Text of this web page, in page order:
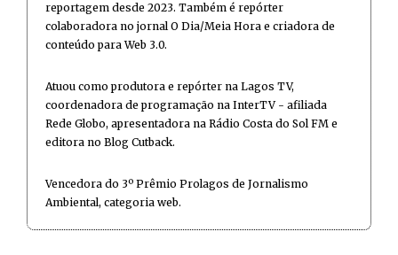
reportagem desde 2023. Também é repórter
colaboradora no jornal O Dia/Meia Hora e criadora de
conteúdo para Web 3.0.
Atuou como produtora e repórter na Lagos TV,
coordenadora de programação na InterTV - afiliada
Rede Globo, apresentadora na Rádio Costa do Sol FM e
editora no Blog Cutback.
Vencedora do 3º Prêmio Prolagos de Jornalismo
Ambiental, categoria web.